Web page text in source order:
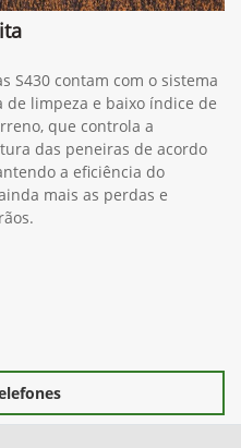
S430 contam com o sistema
de limpeza e baixo índice de
que controla a
das peneiras de acordo
a eficiência do
mais as perdas e